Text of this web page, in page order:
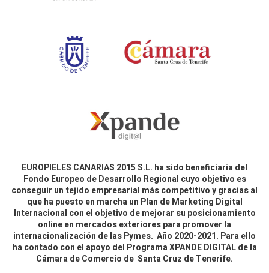
EUROPIELES CANARIAS 2015 S.L. ha sido beneficiaria del
Fondo Europeo de Desarrollo Regional cuyo objetivo es
conseguir un tejido empresarial más competitivo y gracias al
que ha puesto en marcha un Plan de Marketing Digital
Internacional con el objetivo de mejorar su posicionamiento
online en mercados exteriores para promover la
internacionalización de las Pymes. Año 2020-2021. Para ello
ha contado con el apoyo del Programa XPANDE DIGITAL de la
Cámara de Comercio de Santa Cruz de Tenerife.